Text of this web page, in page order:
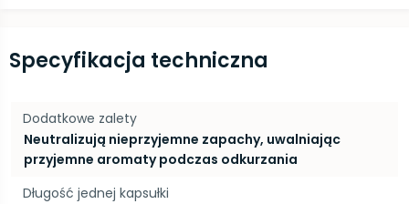
Specyfikacja techniczna
Dodatkowe zalety
Neutralizują nieprzyjemne zapachy, uwalniając
przyjemne aromaty podczas odkurzania
Długość jednej kapsułki